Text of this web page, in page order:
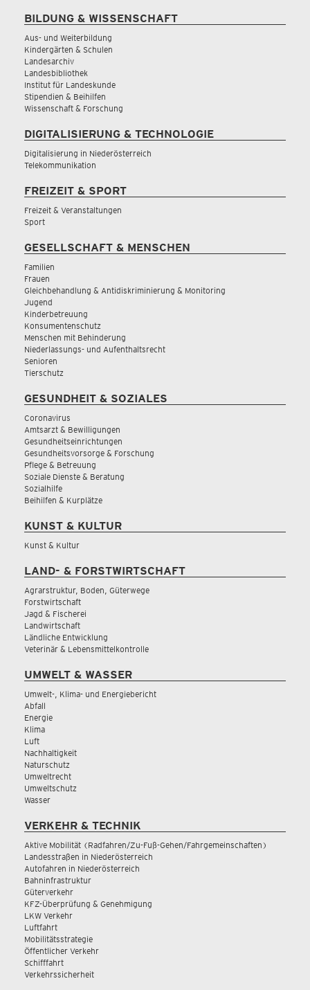
BILDUNG & WISSENSCHAFT
Aus- und Weiterbildung
Kindergärten & Schulen
Landesarchiv
Landesbibliothek
Institut für Landeskunde
Stipendien & Beihilfen
Wissenschaft & Forschung
DIGITALISIERUNG & TECHNOLOGIE
Digitalisierung in Niederösterreich
Telekommunikation
FREIZEIT & SPORT
Freizeit & Veranstaltungen
Sport
GESELLSCHAFT & MENSCHEN
Familien
Frauen
Gleichbehandlung & Antidiskriminierung & Monitoring
Jugend
Kinderbetreuung
Konsumentenschutz
Menschen mit Behinderung
Niederlassungs- und Aufenthaltsrecht
Senioren
Tierschutz
GESUNDHEIT & SOZIALES
Coronavirus
Amtsarzt & Bewilligungen
Gesundheitseinrichtungen
Gesundheitsvorsorge & Forschung
Pflege & Betreuung
Soziale Dienste & Beratung
Sozialhilfe
Beihilfen & Kurplätze
KUNST & KULTUR
Kunst & Kultur
LAND- & FORSTWIRTSCHAFT
Agrarstruktur, Boden, Güterwege
Forstwirtschaft
Jagd & Fischerei
Landwirtschaft
Ländliche Entwicklung
Veterinär & Lebensmittelkontrolle
UMWELT & WASSER
Umwelt-, Klima- und Energiebericht
Abfall
Energie
Klima
Luft
Nachhaltigkeit
Naturschutz
Umweltrecht
Umweltschutz
Wasser
VERKEHR & TECHNIK
Aktive Mobilität (Radfahren/Zu-Fuß-Gehen/Fahrgemeinschaften)
Landesstraßen in Niederösterreich
Autofahren in Niederösterreich
Bahninfrastruktur
Güterverkehr
KFZ-Überprüfung & Genehmigung
LKW Verkehr
Luftfahrt
Mobilitätsstrategie
Öffentlicher Verkehr
Schifffahrt
Verkehrssicherheit